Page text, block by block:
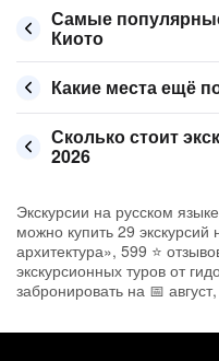
Самые
Киото
Какие места ещё
Сколько стоит
2026
Экскурсии на русском
можно купить 29
архитектура», 599 ⭐
экскурсионных туров от
забронировать на 📅